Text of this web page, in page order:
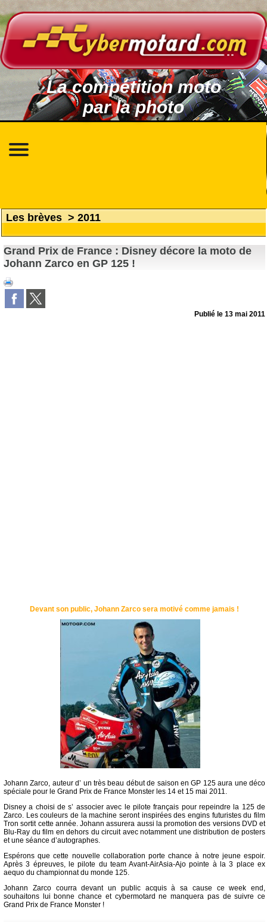
La compétition moto
par la photo
Les brèves > 2011
Grand Prix de France : Disney décore la moto de
Johann Zarco en GP 125 !
Publié le13 mai 2011
Devant son public, Johann Zarco sera motivé comme jamais !
Johann Zarco, auteur d’ un très beau début de saison en GP 125 aura une déco
spéciale pour le Grand Prix de France Monster les 14 et 15 mai 2011.
Disney a choisi de s’ associer avec le pilote français pour repeindre la 125 de
Zarco. Les couleurs de la machine seront inspirées des engins futuristes du film
Tron sortit cette année. Johann assurera aussi la promotion des versions DVD et
Blu-Ray du film en dehors du circuit avec notamment une distribution de posters
et une séance d’autographes.
Espérons que cette nouvelle collaboration porte chance à notre jeune espoir.
Après 3 épreuves, le pilote du team Avant-AirAsia-Ajo pointe à la 3 place ex
aequo du championnat du monde 125.
Johann Zarco courra devant un public acquis à sa cause ce week end,
souhaitons lui bonne chance et cybermotard ne manquera pas de suivre ce
Grand Prix de France Monster !